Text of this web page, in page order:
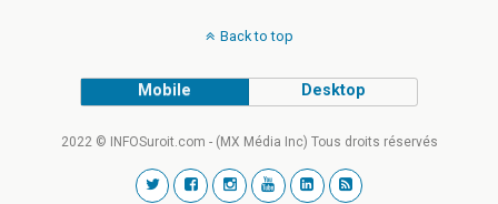
Back to top
Mobile Desktop
2022 © INFOSuroit.com - (MX Média Inc) Tous droits réservés